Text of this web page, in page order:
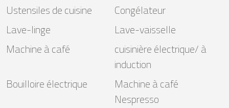
Ustensiles de cuisine
Congélateur
Lave-linge
Lave-vaisselle
Machine à café
cuisinière électrique/ à
induction
Bouilloire électrique
Machine à café
Nespresso